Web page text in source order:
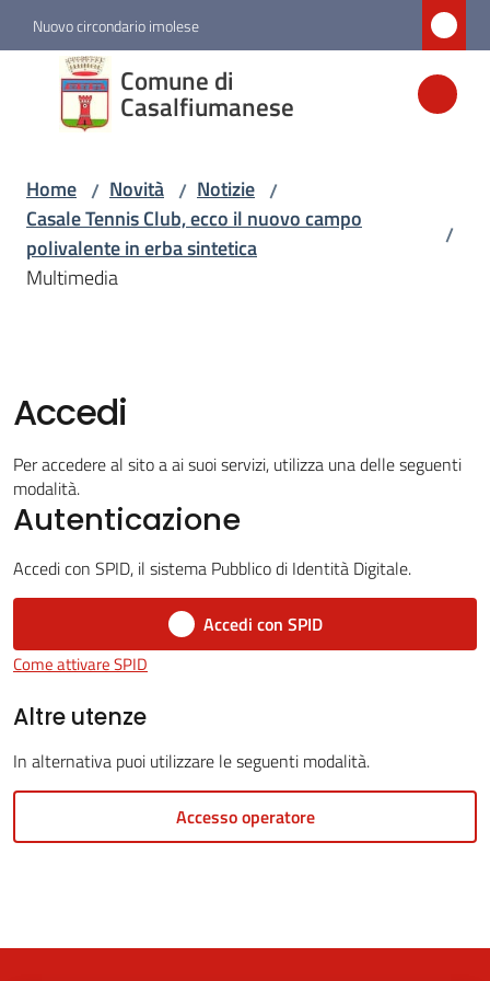
Vai al contenuto
Vai alla navigazione
Vai al footer
Nuovo circondario imolese
Comune di
Casalfiumanese
Comune di
Casalfiumanese
Amministrazione
Novità
Menu selezionato
Vivere
Casalfiumanese
5x1000
Servizi
line
Tutti
argomenti
Home / Novità / Notizie /
Casale Tennis Club, ecco il nuovo campo
polivalente in erba sintetica
/
Multimedia
Accedi
Per accedere al sito a ai suoi servizi, utilizza una delle seguenti
modalità.
Autenticazione
Accedi con SPID, il sistema Pubblico di Identità Digitale.
Accedi con SPID
Come attivare SPID
Altre utenze
In alternativa puoi utilizzare le seguenti modalità.
Accesso operatore